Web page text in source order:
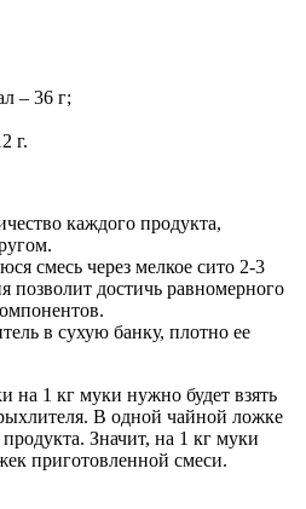
– 36 г;
г.
каждого продукта,
смесь через мелкое сито 2-3
позволит достичь равномерного
в сухую банку, плотно ее
на 1 кг муки нужно будет взять
В одной чайной ложке
Значит, на 1 кг муки
приготовленной смеси.